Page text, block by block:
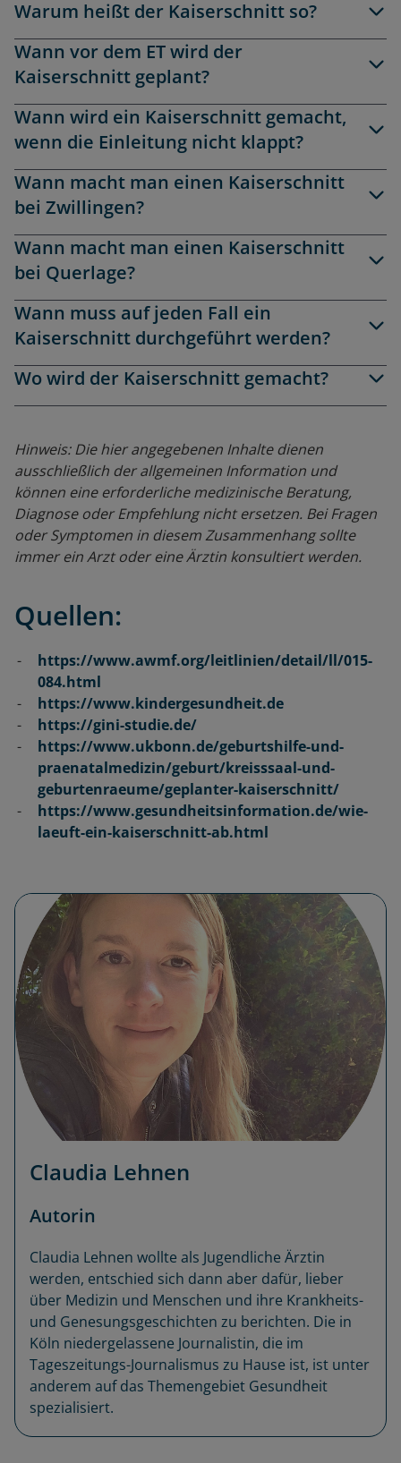
Warum heißt der Kaiserschnitt so?
Wann vor dem ET wird der
Kaiserschnitt geplant?
Wann wird ein Kaiserschnitt gemacht,
wenn die Einleitung nicht klappt?
Wann macht man einen Kaiserschnitt
bei Zwillingen?
Wann macht man einen Kaiserschnitt
bei Querlage?
Wann muss auf jeden Fall ein
Kaiserschnitt durchgeführt werden?
Wo wird der Kaiserschnitt gemacht?
Hinweis: Die hier angegebenen Inhalte dienen
ausschließlich der allgemeinen Information und
können eine erforderliche medizinische Beratung,
Diagnose oder Empfehlung nicht ersetzen. Bei Fragen
oder Symptomen in diesem Zusammenhang sollte
immer ein Arzt oder eine Ärztin konsultiert werden.
Quellen:
https://www.awmf.org/leitlinien/detail/ll/015-
084.html
https://www.kindergesundheit.de
https://gini-studie.de/
https://www.ukbonn.de/geburtshilfe-und-
praenatalmedizin/geburt/kreisssaal-und-
geburtenraeume/geplanter-kaiserschnitt/
https://www.gesundheitsinformation.de/wie-
laeuft-ein-kaiserschnitt-ab.html
Claudia Lehnen
Autorin
Claudia Lehnen wollte als Jugendliche Ärztin
werden, entschied sich dann aber dafür, lieber
über Medizin und Menschen und ihre Krankheits-
und Genesungsgeschichten zu berichten. Die in
Köln niedergelassene Journalistin, die im
Tageszeitungs-Journalismus zu Hause ist, ist unter
anderem auf das Themengebiet Gesundheit
spezialisiert.